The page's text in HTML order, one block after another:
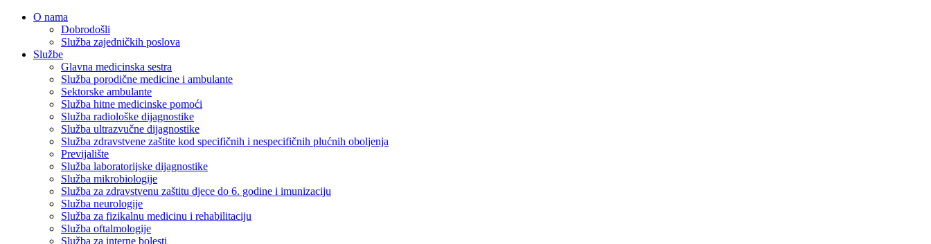
O nama
Dobrodošli
Služba zajedničkih poslova
Službe
Glavna medicinska sestra
Služba porodične medicine i ambulante
Sektorske ambulante
Služba hitne medicinske pomoći
Služba radiološke dijagnostike
Služba ultrazvučne dijagnostike
Služba zdravstvene zaštite kod specifičnih i nespecifičnih plućnih oboljenja
Previjalište
Služba laboratorijske dijagnostike
Služba mikrobiologije
Služba za zdravstvenu zaštitu djece do 6. godine i imunizaciju
Služba neurologije
Služba za fizikalnu medicinu i rehabilitaciju
Služba oftalmologije
Služba za interne bolesti